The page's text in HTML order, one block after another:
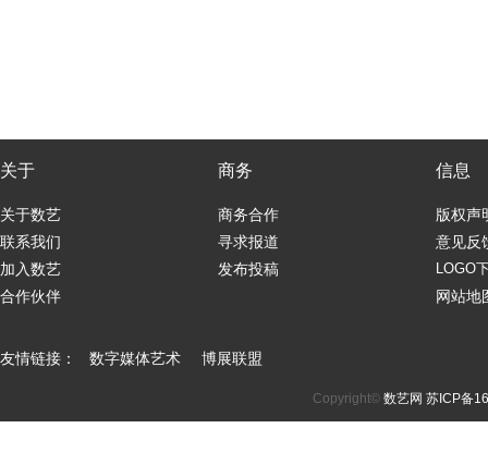
关于
关于数艺
联系我们
加入数艺
合作伙伴
商务
商务合作
寻求报道
发布投稿
信息
版权声
意见反
LOGO
网站地
友情链接： 数字媒体艺术 博展联盟
Copyright© 数艺网 苏ICP备